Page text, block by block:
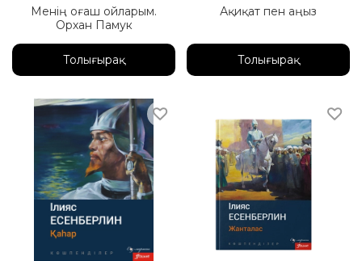
Менің оғаш ойларым.
Орхан Памук
Толығырақ
Ақиқат пен аңыз
Толығырақ